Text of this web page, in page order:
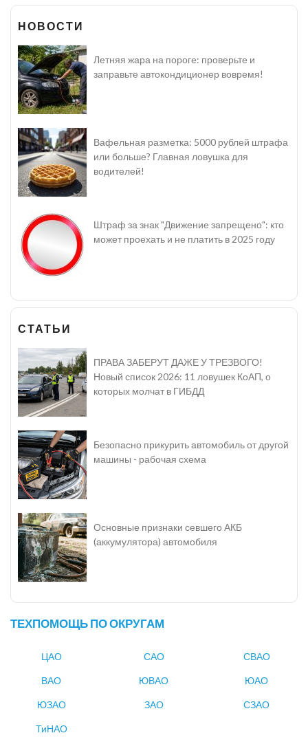
НОВОСТИ
Летняя жара на пороге: проверьте и
заправьте автокондиционер вовремя!
Вафельная разметка: 5000 рублей штрафа
или больше? Главная ловушка для
водителей!
Штраф за знак "Движение запрещено": кто
может проехать и не платить в 2025 году
СТАТЬИ
ПРАВА ЗАБЕРУТ ДАЖЕ У ТРЕЗВОГО!
Новый список 2026: 11 ловушек КоАП, о
которых молчат в ГИБДД
Безопасно прикурить автомобиль от другой
машины - рабочая схема
Основные признаки севшего АКБ
(аккумулятора) автомобиля
ТЕХПОМОЩЬ ПО ОКРУГАМ
ЦАО САО СВАО
ВАО ЮВАО ЮАО
ЮЗАО ЗАО СЗАО
ТиНАО